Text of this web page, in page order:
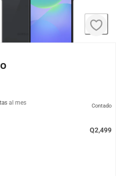
al mes Contado
Q2,499